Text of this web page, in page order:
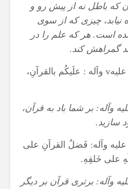
كه باطل نه از پيش رو و
چيزى كه از سوى
است. هر كه علم را در
گمراهش كند.
v وآله : علَيكُم بالقرآنِ،
وآله: بر شما باد به قرآن،
سازيد.
وآله: فَضلُ القرآنِ على‏
على‏ خَلقِهِ.
وآله: برترى قرآن بر ديگر